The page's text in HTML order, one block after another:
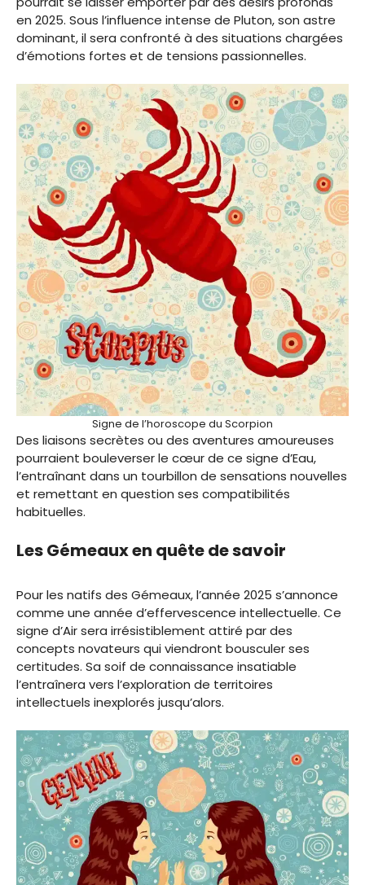
en 2025. Sous l’influence intense de Pluton, son astre
dominant, il sera confronté à des situations chargées
d’émotions fortes et de tensions passionnelles.
Signe de l’horoscope du Scorpion
Des liaisons secrètes ou des aventures amoureuses
pourraient bouleverser le cœur de ce signe d’Eau,
l’entraînant dans un tourbillon de sensations nouvelles
et remettant en question ses compatibilités
habituelles.
Les Gémeaux en quête de savoir
Pour les natifs des Gémeaux, l’année 2025 s’annonce
comme une année d’effervescence intellectuelle. Ce
signe d’Air sera irrésistiblement attiré par des
concepts novateurs qui viendront bousculer ses
certitudes. Sa soif de connaissance insatiable
l’entraînera vers l’exploration de territoires
intellectuels inexplorés jusqu’alors.